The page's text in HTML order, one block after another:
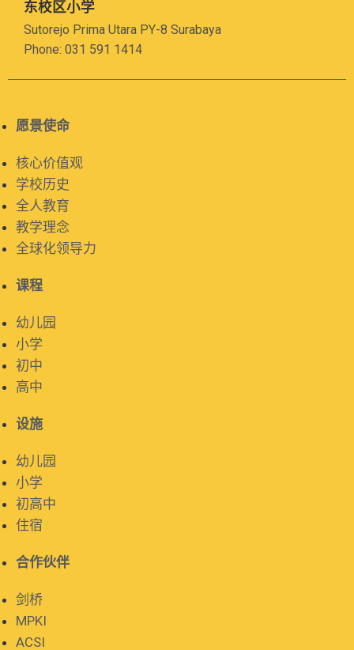
东校区小学
Sutorejo Prima Utara PY-8 Surabaya
Phone: 031 591 1414
愿景使命
核心价值观
学校历史
全人教育
教学理念
全球化领导力
课程
幼儿园
小学
初中
高中
设施
幼儿园
小学
初高中
住宿
合作伙伴
剑桥
MPKI
ACSI